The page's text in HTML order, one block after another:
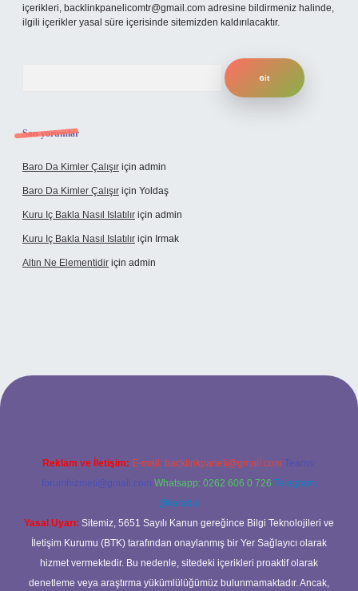
içerikleri, backlinkpanelicomtr@gmail.com adresine bildirmeniz halinde,
ilgili içerikler yasal süre içerisinde sitemizden kaldırılacaktır.
Son yorumlar
Baro Da Kimler Çalışır için admin
Baro Da Kimler Çalışır için Yoldaş
Kuru Iç Bakla Nasıl Islatılır için admin
Kuru Iç Bakla Nasıl Islatılır için Irmak
Altın Ne Elementidir için admin
Reklam ve İletişim: E-mail: backlinkpaneli@gmail.com Teams:
forumhizmeti@gmail.com Whatsapp: 0262 606 0 726 Telegram:
@karabul
Yasal Uyarı: Sitemiz, 5651 Sayılı Kanun gereğince Bilgi Teknolojileri ve
İletişim Kurumu (BTK) tarafından onaylanmış bir Yer Sağlayıcı olarak
hizmet vermektedir. Bu nedenle, sitedeki içerikleri proaktif olarak
denetleme veya araştırma yükümlülüğümüz bulunmamaktadır. Ancak,